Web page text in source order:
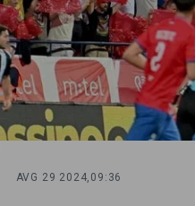
AVG 29 2024, 09:36